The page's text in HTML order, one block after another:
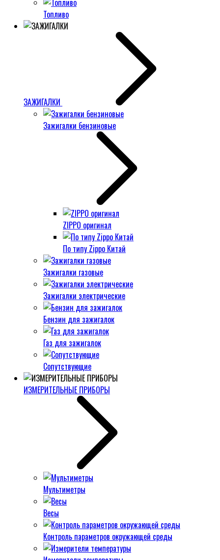
Топливо
ЗАЖИГАЛКИ
Зажигалки бензиновые
ZIPPO оригинал
По типу Zippo Китай
Зажигалки газовые
Зажигалки электрические
Бензин для зажигалок
Газ для зажигалок
Сопутствующие
ИЗМЕРИТЕЛЬНЫЕ ПРИБОРЫ
Мультиметры
Весы
Контроль параметров окружающей среды